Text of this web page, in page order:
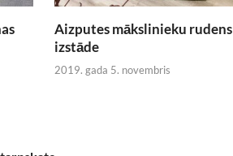
Aizputes mākslinieku rudens
izstāde
2019. gada 5. novembris